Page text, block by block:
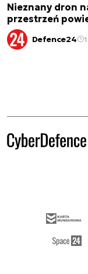
Nieznany dron
przestrzeń
Defence24